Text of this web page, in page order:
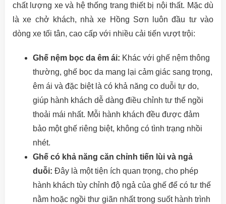
chất lượng xe và hệ thống trang thiết bị nội thất. Mặc dù
là xe chở khách, nhà xe Hồng Sơn luôn đầu tư vào
dòng xe tối tân, cao cấp với nhiều cải tiến vượt trội:
Ghế nệm bọc da êm ái: Khác với ghế nệm thông
thường, ghế bọc da mang lại cảm giác sang trọng,
êm ái và đặc biệt là có khả năng co duỗi tự do,
giúp hành khách dễ dàng điều chỉnh tư thế ngồi
thoải mái nhất. Mỗi hành khách đều được đảm
bảo một ghế riêng biệt, không có tình trạng nhồi
nhét.
Ghế có khả năng căn chỉnh tiến lùi và ngả
duỗi: Đây là một tiện ích quan trọng, cho phép
hành khách tùy chỉnh độ ngả của ghế để có tư thế
nằm hoặc ngồi thư giãn nhất trong suốt hành trình